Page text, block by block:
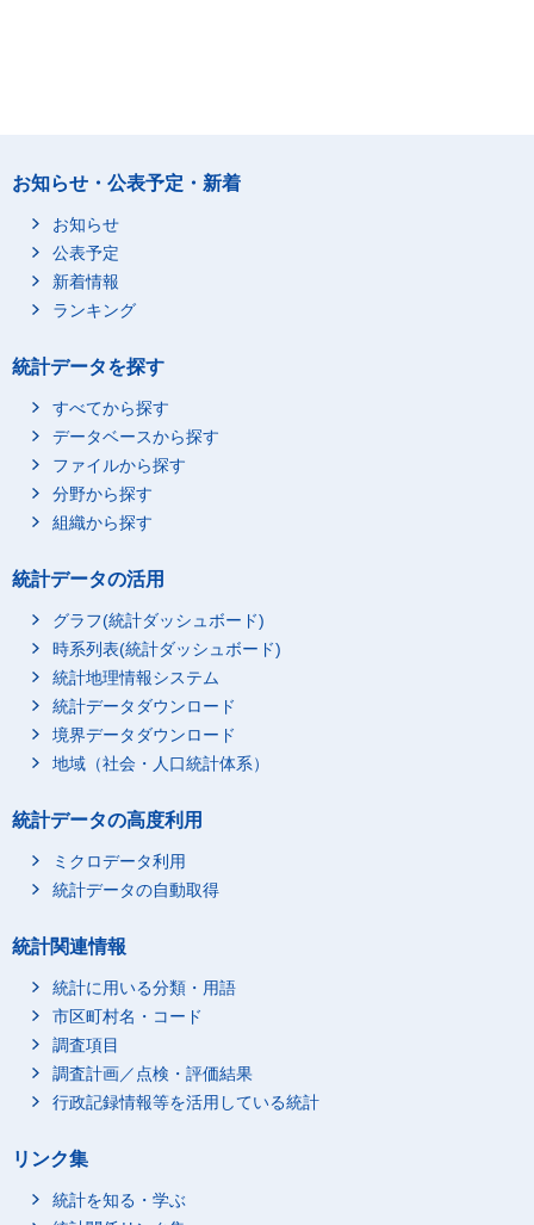
お知らせ・公表予定・新着
お知らせ
公表予定
新着情報
ランキング
統計データを探す
すべてから探す
データベースから探す
ファイルから探す
分野から探す
組織から探す
統計データの活用
グラフ(統計ダッシュボード)
時系列表(統計ダッシュボード)
統計地理情報システム
統計データダウンロード
境界データダウンロード
地域（社会・人口統計体系）
統計データの高度利用
ミクロデータ利用
統計データの自動取得
統計関連情報
統計に用いる分類・用語
市区町村名・コード
調査項目
調査計画／点検・評価結果
行政記録情報等を活用している統計
リンク集
統計を知る・学ぶ